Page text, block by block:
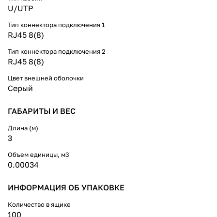
U/UTP
Тип коннектора подключения 1
RJ45 8(8)
Тип коннектора подключения 2
RJ45 8(8)
Цвет внешней оболочки
Серый
ГАБАРИТЫ И ВЕС
Длина (м)
3
Объем единицы, м3
0.00034
ИНФОРМАЦИЯ ОБ УПАКОВКЕ
Количество в ящике
100